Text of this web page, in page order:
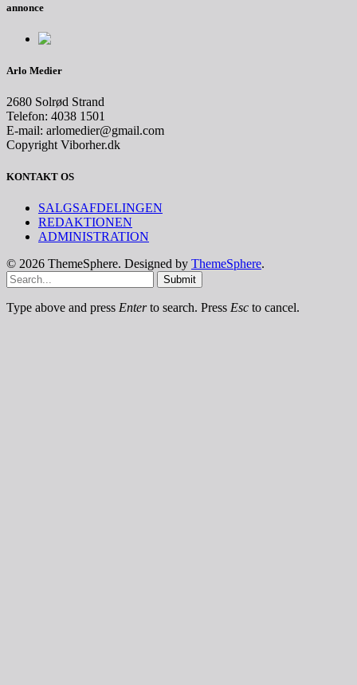
annonce
Arlo Medier
2680 Solrød Strand
Telefon: 4038 1501
E-mail: arlomedier@gmail.com
Copyright Viborher.dk
KONTAKT OS
SALGSAFDELINGEN
REDAKTIONEN
ADMINISTRATION
© 2026 ThemeSphere. Designed by ThemeSphere.
Submit
Type above and press Enterto search. Press Esc to cancel.